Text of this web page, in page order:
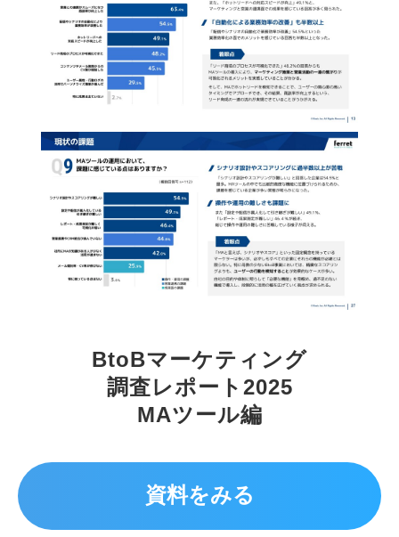
BtoBマーケティング
調査レポート2025
MAツール編
資料をみる